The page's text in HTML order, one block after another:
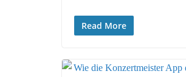
Read More